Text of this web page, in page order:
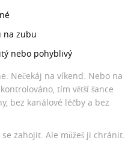
na zubu
nebo pohyblivý
Nečekáj na víkend. Nebo na
tím větší šance
bez kanálové léčby a bez
zahojit. Ale můžeš ji chránit.